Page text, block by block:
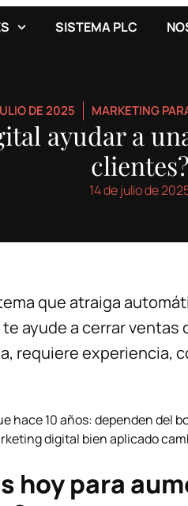
SISTEMA PLC
DE 2025 MARKETING
ayudar a
clientes?
14 de julio de
que atraiga
ayude a cerrar ventas
requiere experiencia,
hace 10 años: dependen del
digital bien aplicado
hoy para